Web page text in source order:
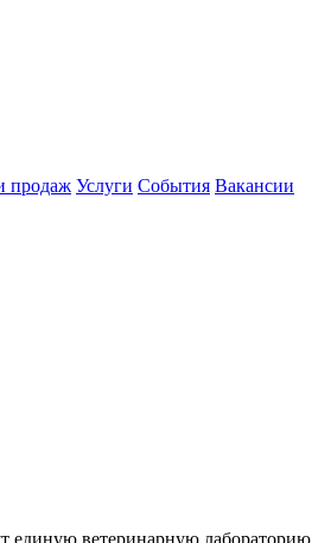
продаж Услуги События Вакансии
единую ветеринарную лабораторию